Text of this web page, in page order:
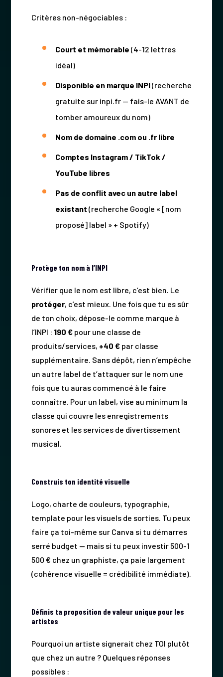
Critères non-négociables :
Court et mémorable (4-12 lettres
idéal)
Disponible en marque INPI(recherche
gratuite sur inpi.fr — fais-le AVANT de
tomber amoureux du nom)
Nom de domaine .com ou .fr libre
Comptes Instagram / TikTok /
YouTube libres
Pas de conflit avec un autre label
existant (recherche Google « [nom
proposé] label » + Spotify)
Protège ton nom à l’INPI
Vérifier que le nom est libre, c’est bien. Le
protéger, c’est mieux. Une fois que tu es sûr
de ton choix, dépose-le comme marque à
l’INPI : 190 €pour une classe de
produits/services, +40 €par classe
supplémentaire. Sans dépôt, rien n’empêche
un autre label de t’attaquer sur le nom une
fois que tu auras commencé à le faire
connaître. Pour un label, vise au minimum la
classe qui couvre les enregistrements
sonores et les services de divertissement
musical.
Construis ton identité visuelle
Logo, charte de couleurs, typographie,
template pour les visuels de sorties. Tu peux
faire ça toi-même sur Canva si tu démarres
serré budget — mais si tu peux investir 500-1
500 € chez un graphiste, ça paie largement
(cohérence visuelle = crédibilité immédiate).
Définis ta proposition de valeur unique pour les
artistes
Pourquoi un artiste signerait chez TOI plutôt
que chez un autre ? Quelques réponses
possibles :